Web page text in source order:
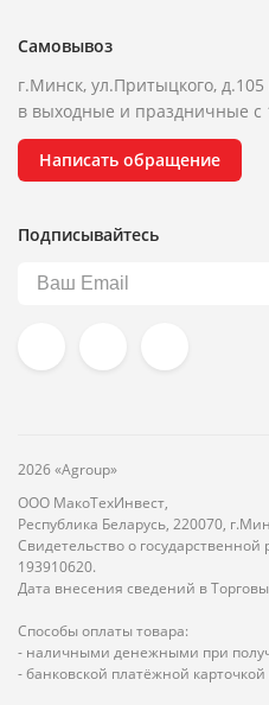
Самовывоз
г.Минск, ул.Притыцкого,
в выходные и праздничные с
Написать обращение
Подписывайтесь
2026 «Agroup»
ООО МакоТехИнвест,
Республика Беларусь, 220070,
Свидетельство о
193910620.
Дата внесения сведений в
Способы оплаты товара:
- наличными денежными при
- банковской платёжной